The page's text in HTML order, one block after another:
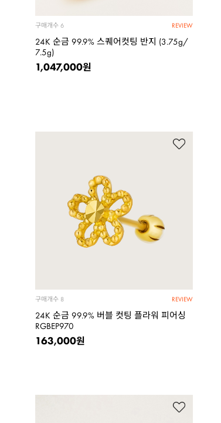
REVIEW
구매개수 6
24K 순금 99.9% 스퀘어컷팅 반지 (3.75g/
7.5g)
1,047,000원
REVIEW
구매개수 8
24K 순금 99.9% 버블 컷팅 플라워 피어싱
RGBEP970
163,000원